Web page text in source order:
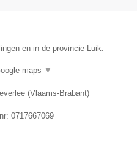
en in de provincie Luik.
maps ▼
(Vlaams-Brabant)
0717667069